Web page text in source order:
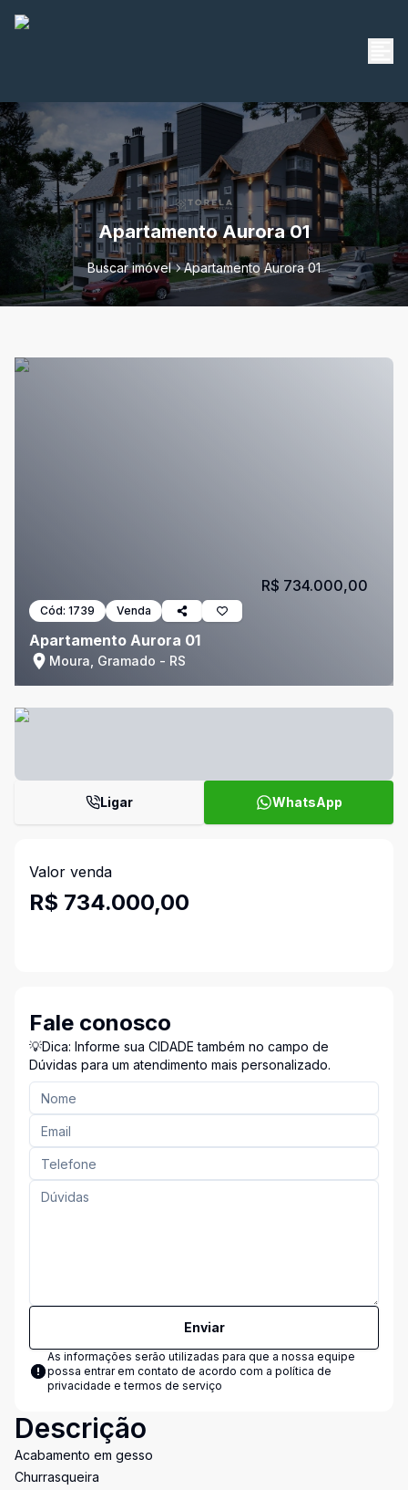
Apartamento Aurora 01
Buscar imóvel Apartamento Aurora 01
Cód: 1739 Venda
Apartamento Aurora 01
Moura, Gramado - RS
R$ 734.000,00
Ligar WhatsApp
Valor venda
R$ 734.000,00
Fale conosco
💡Dica: Informe sua CIDADE também no campo de
Dúvidas para um atendimento mais personalizado.
Enviar
As informações serão utilizadas para que a nossa equipe
possa entrar em contato de acordo com a política de
privacidade e termos de serviço
Descrição
Acabamento em gesso
Churrasqueira